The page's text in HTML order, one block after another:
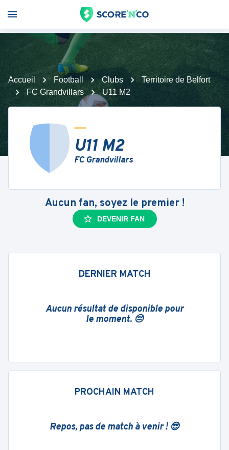
Accueil Football Clubs
Territoire de Belfort
FC Grandvillars
U11 M2
U11 M2
FC Grandvillars
Aucun fan, soyez le premier !
DEVENIR FAN
DERNIER MATCH
Aucun résultat de disponible pour
le moment. 😔
PROCHAIN MATCH
Repos, pas de match à venir ! 😎